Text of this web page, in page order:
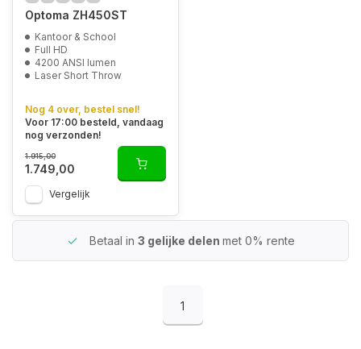
Optoma ZH450ST
Kantoor & School
Full HD
4200 ANSI lumen
Laser Short Throw
Nog 4 over, bestel snel!
Voor 17:00 besteld, vandaag
nog verzonden!
1.915,00
1.749,00
Vergelijk
Betaal in 3 gelijke delen met 0% rente
1